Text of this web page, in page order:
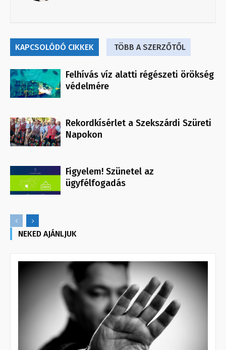
KAPCSOLÓDÓ CIKKEK TÖBB A SZERZŐTŐL
Felhívás víz alatti régészeti örökség
védelmére
Rekordkísérlet a Szekszárdi Szüreti
Napokon
Figyelem! Szünetel az
ügyfélfogadás
NEKED AJÁNLJUK